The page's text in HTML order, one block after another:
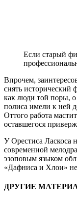
Если старый
Впрочем,
снять
как люди той поры, о
полиса имели к ней
Оттого работа
оставшегося
У Орестиса Ласкоса
современной
эзоповым языком
«Дафниса и Хлои» не
ДРУГИЕ